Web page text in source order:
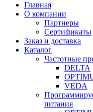
Главная
О компании
Партнеры
Сертификаты
Заказ и доставка
Каталог
Частотные
DELTA
VEDA
питания